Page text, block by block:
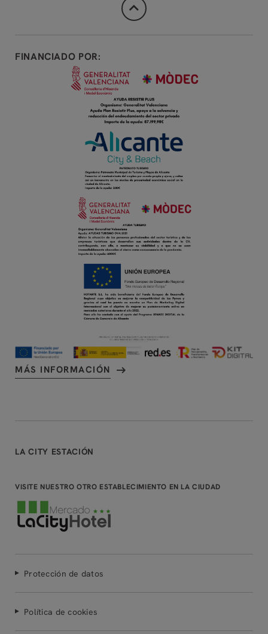
FINANCIADO POR:
MÁS INFORMACIÓN
LA CITY ESTACIÓN
VISITE NUESTRO OTRO ESTABLECIMIENTO EN LA CIUDAD
Protección de datos
Política de cookies